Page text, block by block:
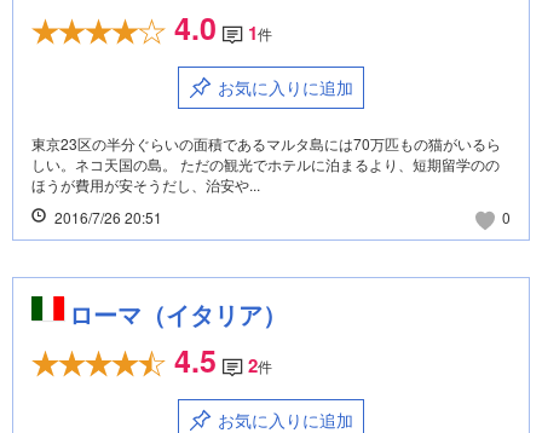
4.0 1件
お気に入りに追加
東京23区の半分ぐらいの面積であるマルタ島には70万匹もの猫がいるら
しい。ネコ天国の島。 ただの観光でホテルに泊まるより、短期留学のの
ほうが費用が安そうだし、治安や...
2016/7/26 20:51
0
ローマ（イタリア）
4.5 2件
お気に入りに追加